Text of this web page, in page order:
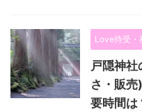
Love待受・
戸隠神社
さ・販
要時間は